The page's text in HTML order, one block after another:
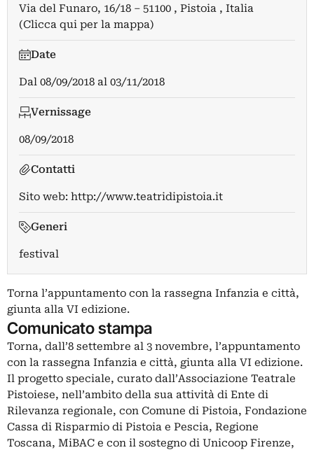
Via del Funaro, 16/18 – 51100 , Pistoia , Italia
(Clicca qui per la mappa)
Date
Dal 08/09/2018 al 03/11/2018
Vernissage
08/09/2018
Contatti
Sito web: http://www.teatridipistoia.it
Generi
festival
Torna l’appuntamento con la rassegna Infanzia e città,
giunta alla VI edizione.
Comunicato stampa
Torna, dall’8 settembre al 3 novembre, l’appuntamento
con la rassegna Infanzia e città, giunta alla VI edizione.
Il progetto speciale, curato dall’Associazione Teatrale
Pistoiese, nell’ambito della sua attività di Ente di
Rilevanza regionale, con Comune di Pistoia, Fondazione
Cassa di Risparmio di Pistoia e Pescia, Regione
Toscana, MiBAC e con il sostegno di Unicoop Firenze,